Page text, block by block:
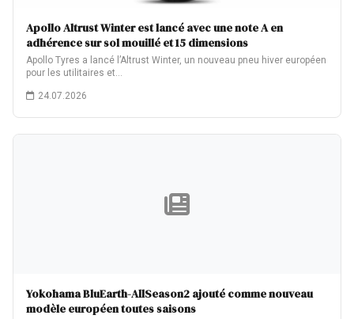
Apollo Altrust Winter est lancé avec une note A en
adhérence sur sol mouillé et 15 dimensions
Apollo Tyres a lancé l’Altrust Winter, un nouveau pneu hiver européen
pour les utilitaires et…
24.07.2026
Yokohama BluEarth-AllSeason2 ajouté comme nouveau
modèle européen toutes saisons